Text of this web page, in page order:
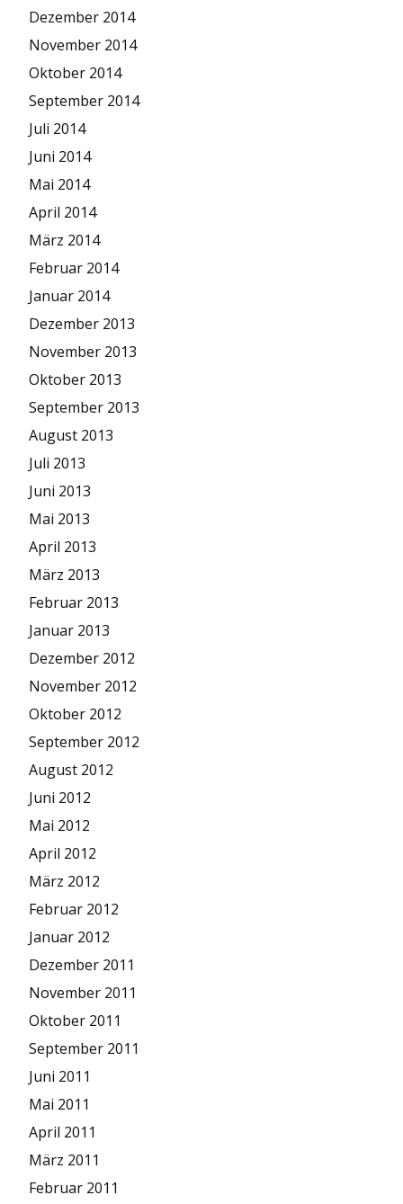
Dezember 2014
November 2014
Oktober 2014
September 2014
Juli 2014
Juni 2014
Mai 2014
April 2014
März 2014
Februar 2014
Januar 2014
Dezember 2013
November 2013
Oktober 2013
September 2013
August 2013
Juli 2013
Juni 2013
Mai 2013
April 2013
März 2013
Februar 2013
Januar 2013
Dezember 2012
November 2012
Oktober 2012
September 2012
August 2012
Juni 2012
Mai 2012
April 2012
März 2012
Februar 2012
Januar 2012
Dezember 2011
November 2011
Oktober 2011
September 2011
Juni 2011
Mai 2011
April 2011
März 2011
Februar 2011